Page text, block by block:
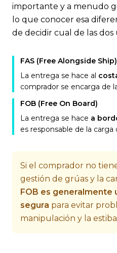
importante y a menudo
lo que conocer esa
de decidir cual de las dos
FAS (Free Alongside Ship)
La entrega se hace al
comprador se encarga de
FOB (Free On Board)
La entrega se hace a
es responsable de la
Si el comprador no
gestión de grúas y la
FOB es generalmente
segura para evitar
manipulación y la